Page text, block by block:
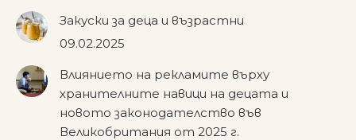
Закуски за деца и възрастни
09.02.2025
Влиянието на рекламите върху
хранителните навици на децата и
новото законодателство във
Великобритания от 2025 г.